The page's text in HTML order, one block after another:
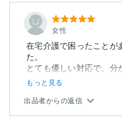
女性
在宅介護で困ったことが
た。
とても優しい対応で、分
た。
本当にあり...
もっと見る
出品者からの返信